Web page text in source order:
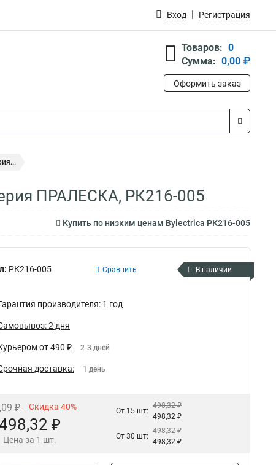
Вход Регистрация
Товаров: 0
Сумма: 0,00 ₽
Оформить заказ
ПРАЛЕСКА, РК216-005
Купить по низким ценам Bylectrica РК216-005
РК216-005 Сравнить В наличии
производителя: 1 год
2 дня
от 490 ₽ 2-3 дней
доставка: 1 день
₽ Скидка 40%
₽
Цена за 1 шт.
От 15 шт:
498,32 ₽
498,32 ₽
От 30 шт:
498,32 ₽
498,32 ₽